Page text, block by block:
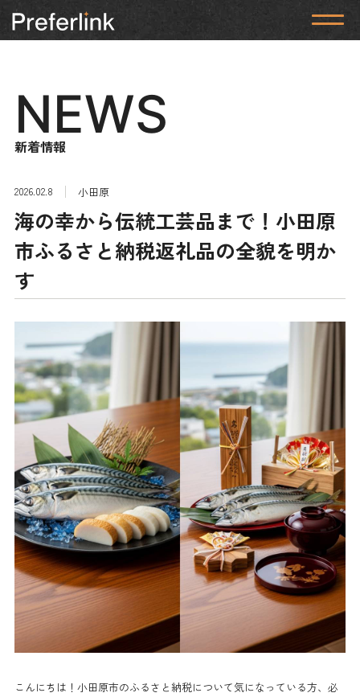
NEWS
新着情報
2026.02.8 小田原
海の幸から伝統工芸品まで！小田原
市ふるさと納税返礼品の全貌を明か
す
こんにちは！小田原市のふるさと納税について気になっている方、必